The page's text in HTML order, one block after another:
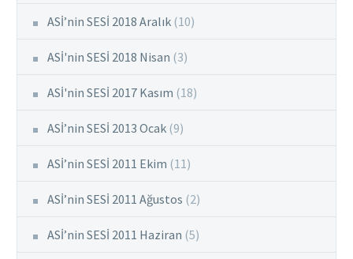
ASİ’nin SESİ 2018 Aralık (10)
ASİ'nin SESİ 2018 Nisan (3)
ASİ'nin SESİ 2017 Kasım (18)
ASİ’nin SESİ 2013 Ocak (9)
ASİ’nin SESİ 2011 Ekim (11)
ASİ’nin SESİ 2011 Ağustos (2)
ASİ’nin SESİ 2011 Haziran (5)